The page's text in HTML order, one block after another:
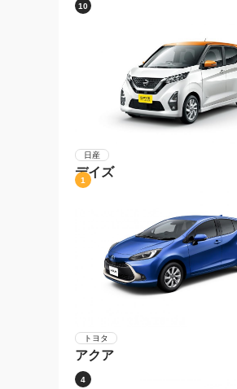
10
日産
デイズ
1
トヨタ
アクア
4